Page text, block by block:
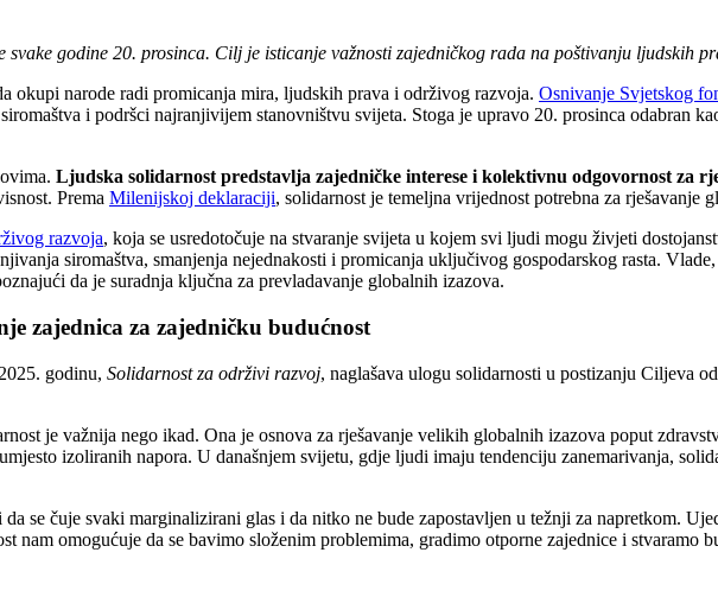
svake godine 20. prosinca. Cilj je isticanje važnosti zajedničkog rada na poštivanju ljudskih
okupi narode radi promicanja mira, ljudskih prava i održivog razvoja. Osnivanje Svjetskog
i podršci najranjivijem stanovništvu svijeta. Stoga je upravo 20. prosinca odabran
Ljudska solidarnost predstavlja zajedničke interese i kolektivnu odgovornost za
Prema Milenijskoj deklaraciji, solidarnost je temeljna vrijednost potrebna za rješavanje
razvoja, koja se usredotočuje na stvaranje svijeta u kojem svi ljudi mogu živjeti
siromaštva, smanjenja nejednakosti i promicanja uključivog gospodarskog rasta.
da je suradnja ključna za prevladavanje globalnih izazova.
zajednica za zajedničku budućnost
godinu, Solidarnost za održivi razvoj, naglašava ulogu solidarnosti u postizanju Ciljeva
je važnija nego ikad. Ona je osnova za rješavanje velikih globalnih izazova poput
izoliranih napora. U današnjem svijetu, gdje ljudi imaju tendenciju zanemarivanja,
se čuje svaki marginalizirani glas i da nitko ne bude zapostavljen u težnji za napretkom.
nam omogućuje da se bavimo složenim problemima, gradimo otporne zajednice i stvaramo